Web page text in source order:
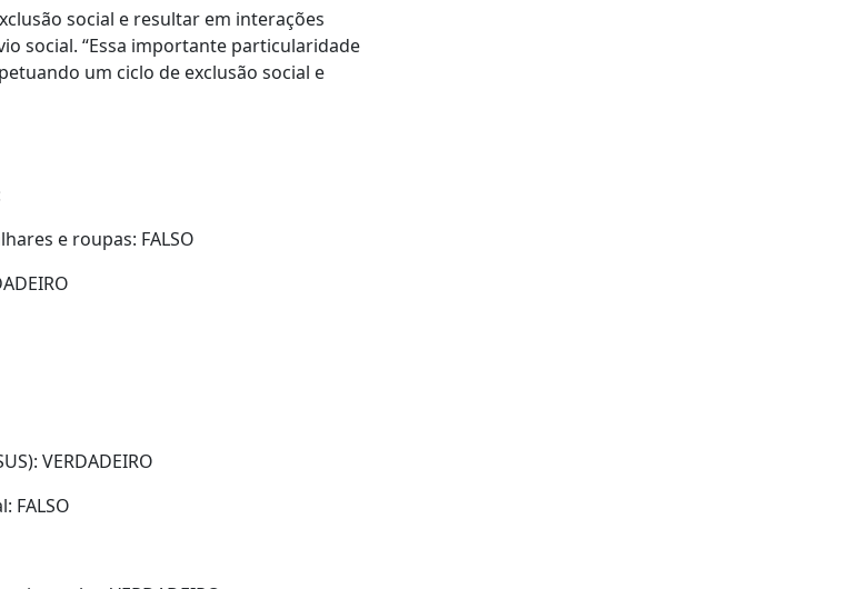
social e resultar em interações
social. “Essa importante particularidade
um ciclo de exclusão social e
e roupas: FALSO
VERDADEIRO
FALSO